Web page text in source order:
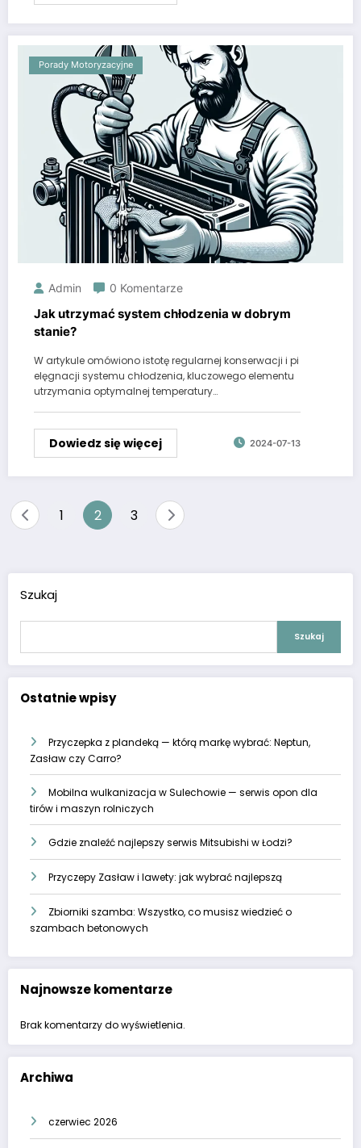
Porady Motoryzacyjne
Admin 0 Komentarze
Jak utrzymać system chłodzenia w dobrym
stanie?
W artykule omówiono istotę regularnej konserwacji i pi
elęgnacji systemu chłodzenia, kluczowego elementu
utrzymania optymalnej temperatury…
Dowiedz się więcej 2024-07-13
Stronicowanie
1 2 3
Szukaj
Szukaj
Ostatnie wpisy
Przyczepka z plandeką — którą markę wybrać: Neptun,
Zasław czy Carro?
Mobilna wulkanizacja w Sulechowie — serwis opon dla
tirów i maszyn rolniczych
Gdzie znaleźć najlepszy serwis Mitsubishi w Łodzi?
Przyczepy Zasław i lawety: jak wybrać najlepszą
Zbiorniki szamba: Wszystko, co musisz wiedzieć o
szambach betonowych
Najnowsze komentarze
Brak komentarzy do wyświetlenia.
Archiwa
czerwiec 2026